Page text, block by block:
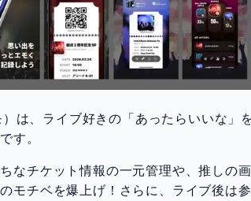
は、ライブ好きの「あったらいいな」
す。
なチケット情報の一元管理や、推しの
モチベを爆上げ！さらに、ライブ後は